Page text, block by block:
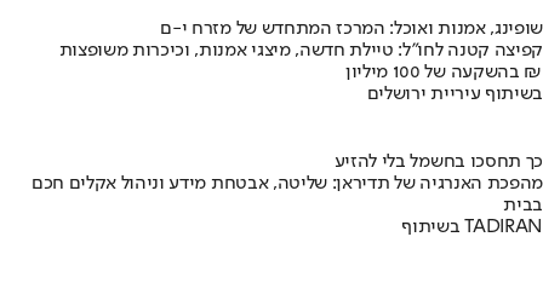
שופינג, אמנות ואוכל: המרכז המתחדש של מזרח י-ם
קפיצה קטנה לחו"ל: טיילת חדשה, מיצגי אמנות, וכיכרות משופצות
בהשקעה של 100 מיליון ₪
בשיתוף עיריית ירושלים
כך תחסכו בחשמל בלי להזיע
מהפכת האנרגיה של תדיראן: שליטה, אבטחת מידע וניהול אקלים חכם
בבית
בשיתוף TADIRAN